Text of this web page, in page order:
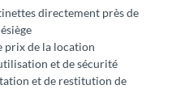
directement près de
prix de la location
et de sécurité
et de restitution de